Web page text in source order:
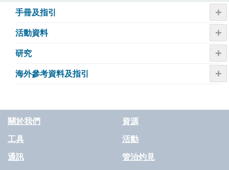
手冊及指引 +
活動資料 +
研究 +
海外參考資料及指引 +
關於我們 資源
工具 活動
通訊 管治灼見